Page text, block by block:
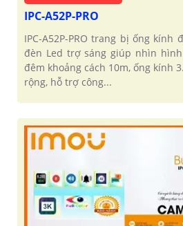
IPC-A52P-PRO
IPC-A52P-PRO trang bị ống kính
đèn Led trợ sáng giúp nhìn
đêm khoảng cách 10m, ống kính
rộng, hỗ trợ công...